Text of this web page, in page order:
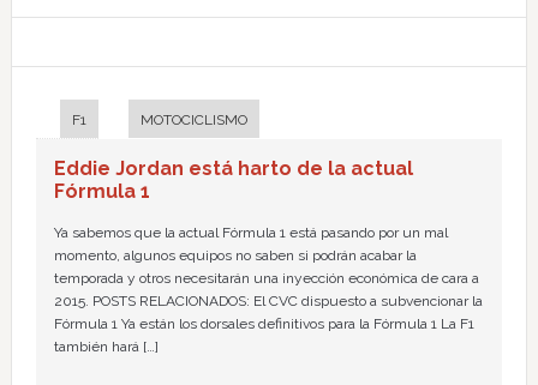
F1 MOTOCICLISMO
Eddie Jordan está harto de la actual
Fórmula 1
Ya sabemos que la actual Fórmula 1 está pasando por un mal
momento, algunos equipos no saben si podrán acabar la
temporada y otros necesitarán una inyección económica de cara a
2015. POSTS RELACIONADOS: El CVC dispuesto a subvencionar la
Fórmula 1 Ya están los dorsales definitivos para la Fórmula 1 La F1
también hará […]